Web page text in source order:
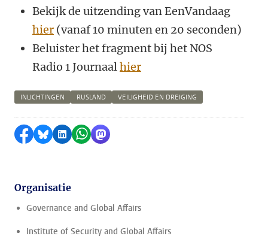
Bekijk de uitzending van EenVandaag
hier (vanaf 10 minuten en 20 seconden)
Beluister het fragment bij het NOS
Radio 1 Journaalhier
INLICHTINGEN RUSLAND VEILIGHEID EN DREIGING
Delen op Facebook
Delen via Bluesky
Delen op LinkedIn
Delen via WhatsApp
Delen via Mastodon
Organisatie
Governance and Global Affairs
Institute of Security and Global Affairs